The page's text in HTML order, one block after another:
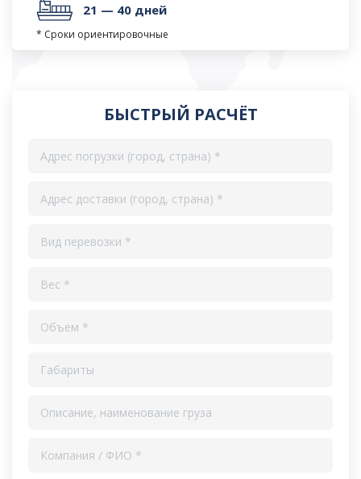
21 — 40 дней
* Сроки ориентировочные
БЫСТРЫЙ РАСЧЁТ